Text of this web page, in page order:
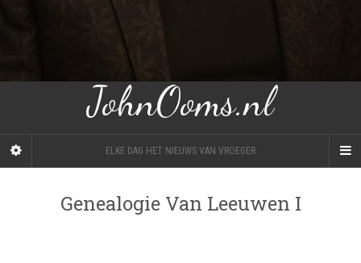
JohnOoms.nl
ELKE DAG HET NIEUWS VAN VROEGER
Genealogie Van Leeuwen I